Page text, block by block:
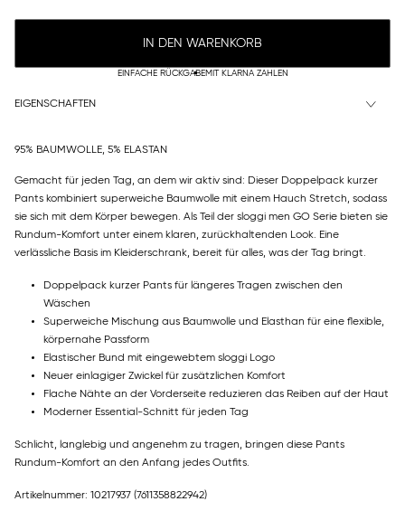
IN DEN WARENKORB
EINFACHE RÜCKGABEMIT KLARNA ZAHLEN
EIGENSCHAFTEN
95% BAUMWOLLE, 5% ELASTAN
Gemacht für jeden Tag, an dem wir aktiv sind: Dieser Doppelpack kurzer
Pants kombiniert superweiche Baumwolle mit einem Hauch Stretch, sodass
sie sich mit dem Körper bewegen. Als Teil der sloggi men GO Serie bieten sie
Rundum-Komfort unter einem klaren, zurückhaltenden Look. Eine
verlässliche Basis im Kleiderschrank, bereit für alles, was der Tag bringt.
Doppelpack kurzer Pants für längeres Tragen zwischen den
Wäschen
Superweiche Mischung aus Baumwolle und Elasthan für eine flexible,
körpernahe Passform
Elastischer Bund mit eingewebtem sloggi Logo
Neuer einlagiger Zwickel für zusätzlichen Komfort
Flache Nähte an der Vorderseite reduzieren das Reiben auf der Haut
Moderner Essential-Schnitt für jeden Tag
Schlicht, langlebig und angenehm zu tragen, bringen diese Pants
Rundum-Komfort an den Anfang jedes Outfits.
Artikelnummer: 10217937 (7611358822942)